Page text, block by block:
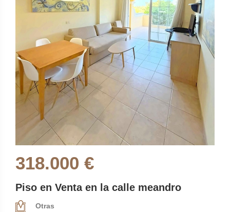
318.000 €
Piso en Venta en la calle meandro
Otras